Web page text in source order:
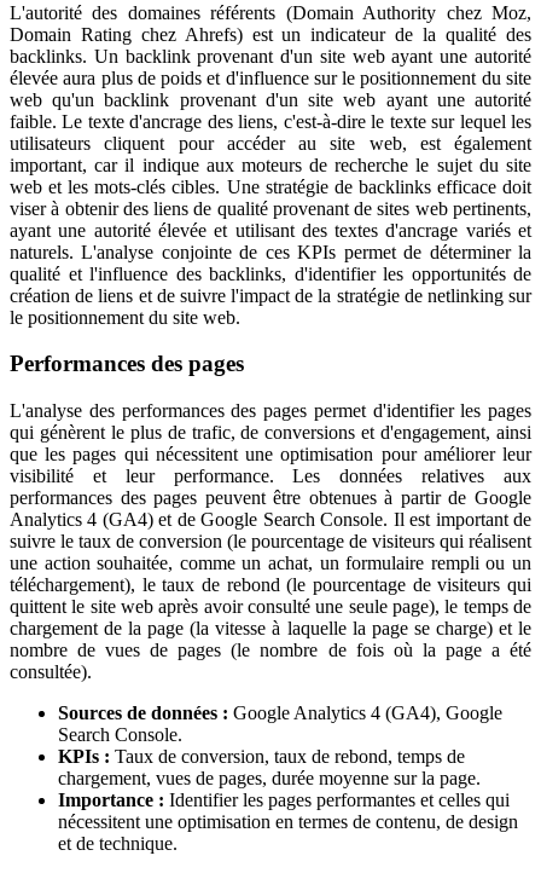
L'autorité des domaines référents (Domain Authority chez Moz,
Domain Rating chez Ahrefs) est un indicateur de la qualité des
backlinks. Un backlink provenant d'un site web ayant une autorité
élevée aura plus de poids et d'influence sur le positionnement du site
web qu'un backlink provenant d'un site web ayant une autorité
faible. Le texte d'ancrage des liens, c'est-à-dire le texte sur lequel les
utilisateurs cliquent pour accéder au site web, est également
important, car il indique aux moteurs de recherche le sujet du site
web et les mots-clés cibles. Une stratégie de backlinks efficace doit
viser à obtenir des liens de qualité provenant de sites web pertinents,
ayant une autorité élevée et utilisant des textes d'ancrage variés et
naturels. L'analyse conjointe de ces KPIs permet de déterminer la
qualité et l'influence des backlinks, d'identifier les opportunités de
création de liens et de suivre l'impact de la stratégie de netlinking sur
le positionnement du site web.
Performances des pages
L'analyse des performances des pages permet d'identifier les pages
qui génèrent le plus de trafic, de conversions et d'engagement, ainsi
que les pages qui nécessitent une optimisation pour améliorer leur
visibilité et leur performance. Les données relatives aux
performances des pages peuvent être obtenues à partir de Google
Analytics 4 (GA4) et de Google Search Console. Il est important de
suivre le taux de conversion (le pourcentage de visiteurs qui réalisent
une action souhaitée, comme un achat, un formulaire rempli ou un
téléchargement), le taux de rebond (le pourcentage de visiteurs qui
quittent le site web après avoir consulté une seule page), le temps de
chargement de la page (la vitesse à laquelle la page se charge) et le
nombre de vues de pages (le nombre de fois où la page a été
consultée).
Sources de données : Google Analytics 4 (GA4), Google
Search Console.
KPIs : Taux de conversion, taux de rebond, temps de
chargement, vues de pages, durée moyenne sur la page.
Importance : Identifier les pages performantes et celles qui
nécessitent une optimisation en termes de contenu, de design
et de technique.